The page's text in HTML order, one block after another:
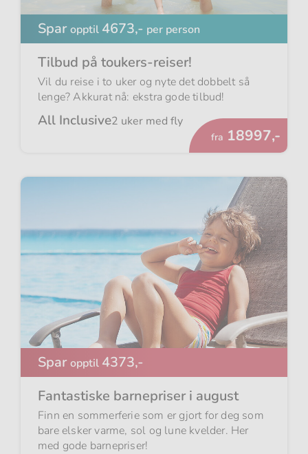
Sparopptil 4673,- per person
Tilbud på toukers-reiser!
Vil du reise i to uker og nyte det dobbelt så
lenge? Akkurat nå: ekstra gode tilbud!
All Inclusive2 uker med fly
fra Fra
18997,-
Spar opptil 4373,-
Fantastiske barnepriser i august
Finn en sommerferie som er gjort for deg som
bare elsker varme, sol og lune kvelder. Her
med gode barnepriser!